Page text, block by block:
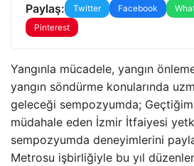
Paylaş: Twitter Facebook
Pinterest
Yangınla mücadele, yangın
yangın söndürme konularında
geleceği sempozyumda;
müdahale eden İzmir İtfaiyesi
sempozyumda deneyimlerini
Metrosu işbirliğiyle bu yıl